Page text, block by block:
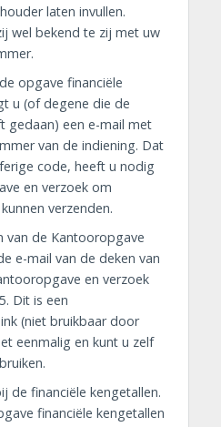
laten invullen.
wel bekend te zij met uw
opgave financiële
u (of degene die de
gedaan) een e-mail met
van de indiening. Dat
code, heeft u nodig
en verzoek om
verzenden.
van de Kantooropgave
e-mail van de deken van
en verzoek
Dit is een
(niet bruikbaar door
eenmalig en kunt u zelf
de financiële kengetallen.
financiële kengetallen